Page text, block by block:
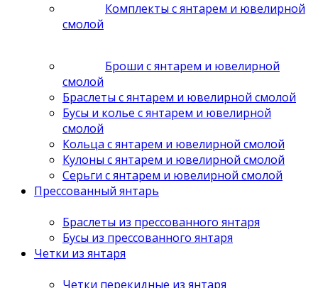
Комплекты с янтарем и ювелирной
смолой
Броши с янтарем и ювелирной
смолой
Браслеты с янтарем и ювелирной смолой
Бусы и колье с янтарем и ювелирной
смолой
Кольца с янтарем и ювелирной смолой
Кулоны с янтарем и ювелирной смолой
Серьги с янтарем и ювелирной смолой
Прессованный янтарь
Браслеты из прессованного янтаря
Бусы из прессованного янтаря
Четки из янтаря
Четки перекидные из янтаря